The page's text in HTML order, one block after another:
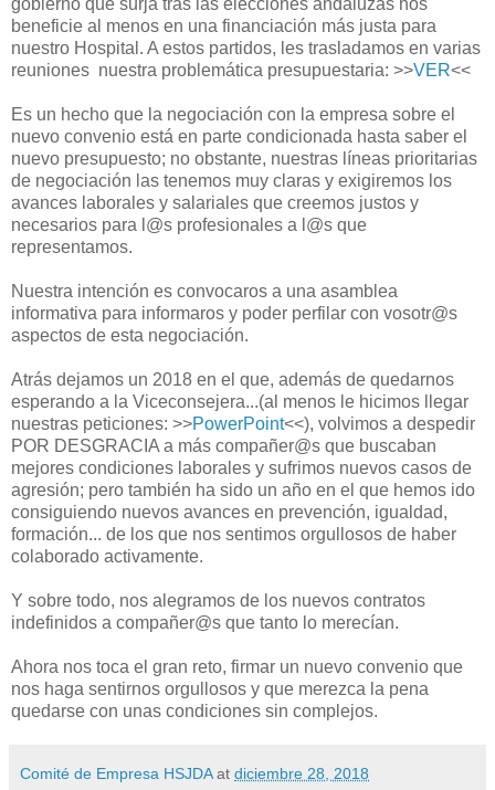
beneficie al menos en una financiación más justa para
nuestro Hospital. A estos partidos, les trasladamos en varias
reuniones nuestra problemática presupuestaria: >>VER<<
Es un hecho que la negociación con la empresa sobre el
nuevo convenio está en parte condicionada hasta saber el
nuevo presupuesto; no obstante, nuestras líneas prioritarias
de negociación las tenemos muy claras y exigiremos los
avances laborales y salariales que creemos justos y
necesarios para l@s profesionales a l@s que
representamos.
Nuestra intención es convocaros a una asamblea
informativa para informaros y poder perfilar con vosotr@s
aspectos de esta negociación.
Atrás dejamos un 2018 en el que, además de quedarnos
esperando a la Viceconsejera...(al menos le hicimos llegar
nuestras peticiones: >>PowerPoint<<), volvimos a despedir
POR DESGRACIA a más compañer@s que buscaban
mejores condiciones laborales y sufrimos nuevos casos de
agresión; pero también ha sido un año en el que hemos ido
consiguiendo nuevos avances en prevención, igualdad,
formación... de los que nos sentimos orgullosos de haber
colaborado activamente.
Y sobre todo, nos alegramos de los nuevos contratos
indefinidos a compañer@s que tanto lo merecían.
Ahora nos toca el gran reto, firmar un nuevo convenio que
nos haga sentirnos orgullosos y que merezca la pena
quedarse con unas condiciones sin complejos.
Comité de Empresa HSJDA at diciembre 28, 2018